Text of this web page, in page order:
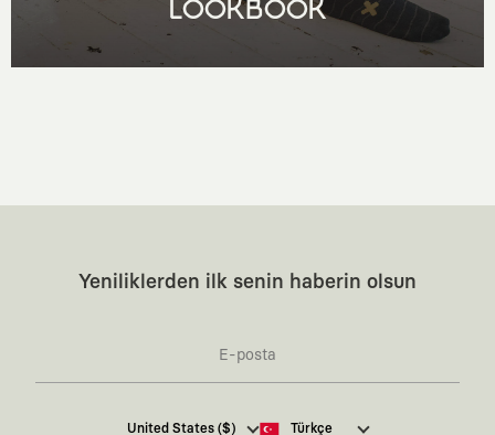
LOOKBOOK
Yeniliklerden ilk senin haberin olsun
Kaft Tasarım Tekstil Sanayi ve Ticaret Anonim
United States ($) Türkçe